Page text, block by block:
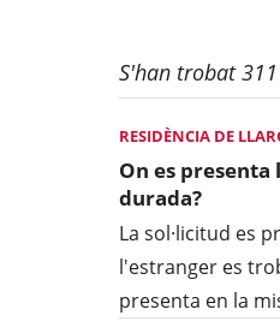
S'han trobat
RESIDÈNCIA DE
On es
durada?
La sol·licitud es
l'estranger es
presenta en la